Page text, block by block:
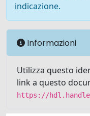
indicazione.
Informazioni
Utilizza questo
link a questo
https://